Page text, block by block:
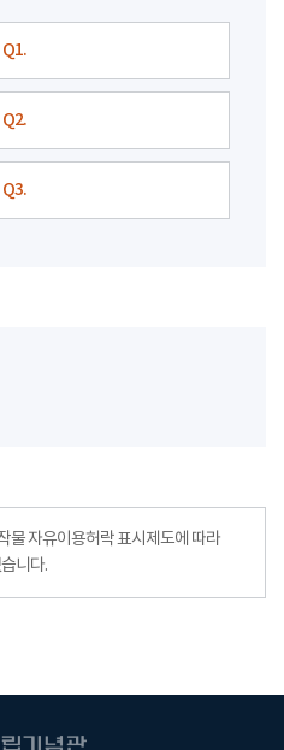
Q1.
Q2.
Q3.
물 자유이용허락 표시제도에 따라
니다.